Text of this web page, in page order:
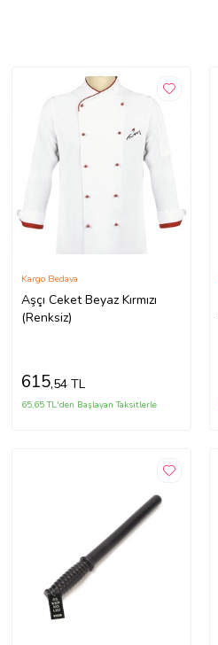
Aşçı Ceket Beyaz Kırmızı
(Renksiz)
Kargo Bedava
615,54 TL
65,65 TL'den Başlayan Taksitlerle